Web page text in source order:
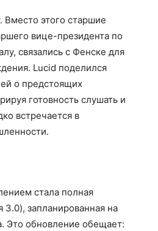
Вместо этого старшие
вице-президента по
связались с Фенске для
Lucid поделился
о предстоящих
готовность слушать и
встречается в
стала полная
3.0), запланированная на
Это обновление обещает: